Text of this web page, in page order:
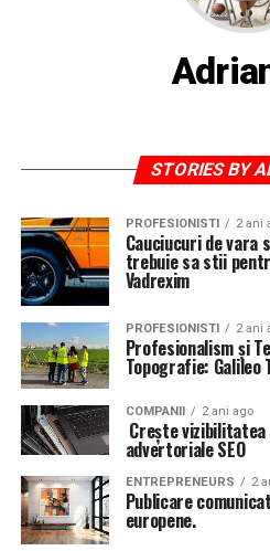
STORIES BY
PROFESIONISTI 2 ani
Cauciucuri de vara
trebuie sa stii
Vadrexim
PROFESIONISTI 2 ani
Profesionalism și
Topografie: Galileo
COMPANII 2 ani ago
Crește
advertoriale SEO
ENTREPRENEURS 2
Publicare
europene.